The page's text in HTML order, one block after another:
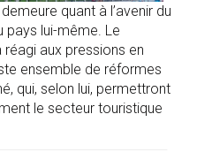
quant à l’avenir du
lui-même. Le
aux pressions en
ensemble de réformes
qui, selon lui, permettront
le secteur touristique